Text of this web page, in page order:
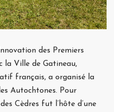
des Premiers
la Ville de Gatineau,
français, a organisé la
Autochtones. Pour
Cèdres fut l’hôte d’une